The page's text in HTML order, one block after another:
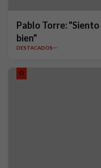
Pablo Torre:
bien"
DESTACADOS